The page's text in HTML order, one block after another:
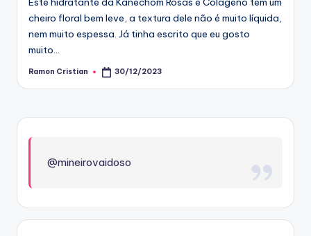
cheiro floral bem leve, a textura dele não é muito líquida,
nem muito espessa. Já tinha escrito que eu gosto
muito…
Posted
Ramon Cristian 30/12/2023
@mineirovaidoso